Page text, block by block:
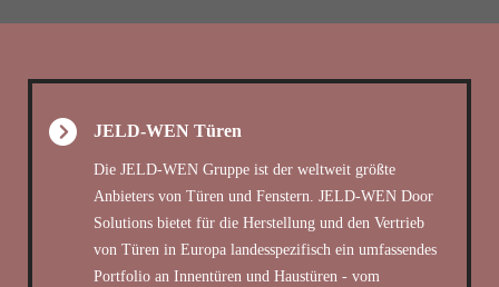
JELD-WEN Türen
Die JELD-WEN Gruppe ist der weltweit größte
Anbieters von Türen und Fenstern. JELD-WEN Door
Solutions bietet für die Herstellung und den Vertrieb
von Türen in Europa landesspezifisch ein umfassendes
Portfolio an Innentüren und Haustüren - vom